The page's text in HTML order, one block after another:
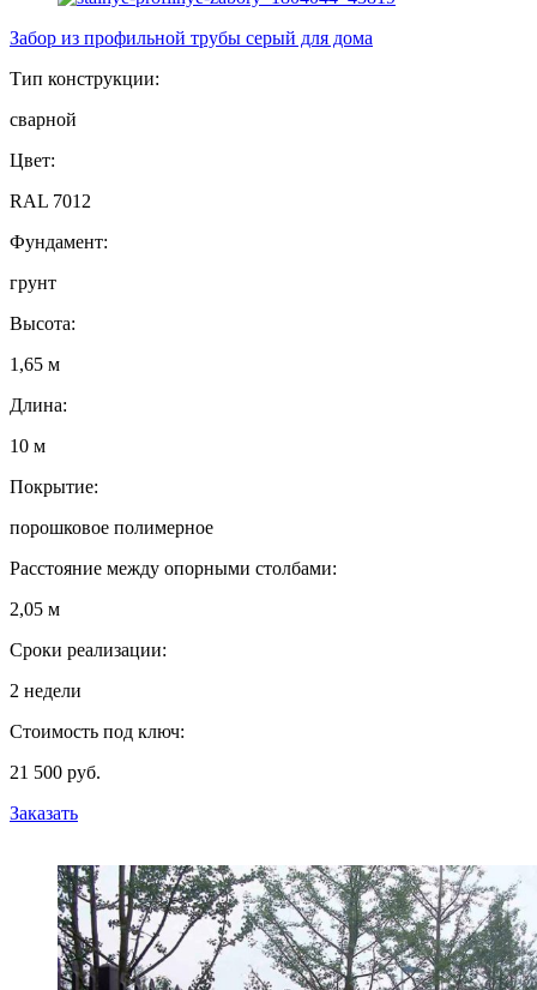
Забор из профильной трубы серый для дома
Тип конструкции:
сварной
Цвет:
RAL 7012
Фундамент:
грунт
Высота:
1,65 м
Длина:
10 м
Покрытие:
порошковое полимерное
Расстояние между опорными столбами:
2,05 м
Сроки реализации:
2 недели
Стоимость под ключ:
21 500 руб.
Заказать